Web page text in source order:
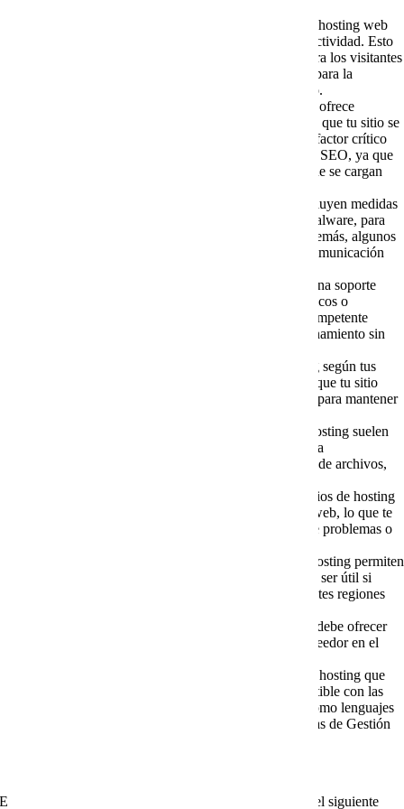
: Un buen hosting web
proporciona una alta disponibilidad y tiempo de actividad. Esto
significa que tu sitio estará en línea y accesible para los visitantes
la mayor parte del tiempo, lo que es fundamental para la
experiencia del usuario y la credibilidad de tu sitio.
: Un hosting de calidad ofrece
servidores rápidos y optimizados, lo que garantiza que tu sitio se
cargue rápidamente. La velocidad de carga es un factor crítico
tanto para la satisfacción del usuario como para el SEO, ya que
los motores de búsqueda valoran los sitios web que se cargan
: Muchos servicios de hosting web incluyen medidas
de seguridad, como cortafuegos y detección de malware, para
proteger tu sitio contra amenazas cibernéticas. Además, algunos
ofrecen certificados SSL gratuitos para cifrar la comunicación
: Un buen hosting web proporciona soporte
técnico confiable. Cuando surgen problemas técnicos o
preguntas, tener acceso a un equipo de soporte competente
puede ser crucial para mantener tu sitio en funcionamiento sin
: La capacidad de escalar tu hosting según tus
necesidades es una ventaja importante. A medida que tu sitio
crezca, podrás ampliar los recursos de tu servidor para mantener
: Los servicios de hosting suelen
ofrecer paneles de control intuitivos que facilitan la
administración de tu sitio web, incluida la gestión de archivos,
: Muchos servicios de hosting
realizan copias de seguridad regulares de tu sitio web, lo que te
brinda una capa adicional de seguridad en caso de problemas o
: Algunos servicios de hosting permiten
elegir la ubicación de los servidores, lo que puede ser útil si
deseas dirigirte a audiencias específicas en diferentes regiones
: Un buen servicio de hosting debe ofrecer
una migración sencilla si decides cambiar de proveedor en el
: Asegúrate de que el hosting que
elijas ofrezca los recursos necesarios y sea compatible con las
tecnologías que planeas utilizar en tu sitio web, como lenguajes
de programación, bases de datos, y CMS (Sistemas de Gestión
Exclusivo para Directores / Dueños de negocios, llenar el siguiente